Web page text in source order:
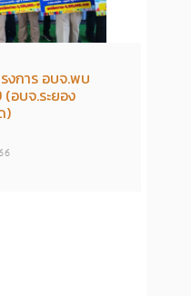
งการ อบจ.พบ
อบจ.ระยอง
)